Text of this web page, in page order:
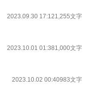
2023.09.30 17:121,255文字
2023.10.01 01:381,000文字
2023.10.02 00:40983文字